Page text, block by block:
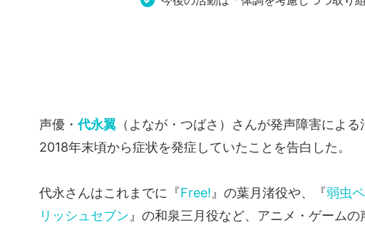
声優・代永翼 （よなが・つばさ）さんが発声障害によ
2018年末頃から症状を発症していたことを告白した。
代永さんはこれまでに『Free! 』の葉月渚役や、『弱虫
リッシュセブン 』の和泉三月役など、アニメ・ゲーム